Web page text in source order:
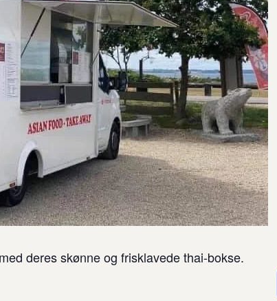
deres skønne og frisklavede thai-bokse.